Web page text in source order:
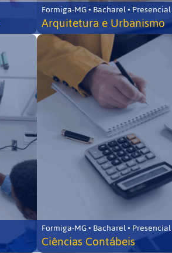
Formiga-MG • Bacharel • Presencial
Arquitetura e Urbanismo
Formiga-MG • Bacharel • Presencial
Ciências Contábeis